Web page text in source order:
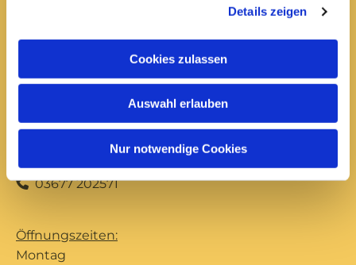
Details zeigen
Cookies zulassen
Auswahl erlauben
Nur notwendige Cookies
Büro Ilmenau
Unterpörlitzer Str. 15
Ilmenau, 98693
03677 202571
Öffnungszeiten:
Montag